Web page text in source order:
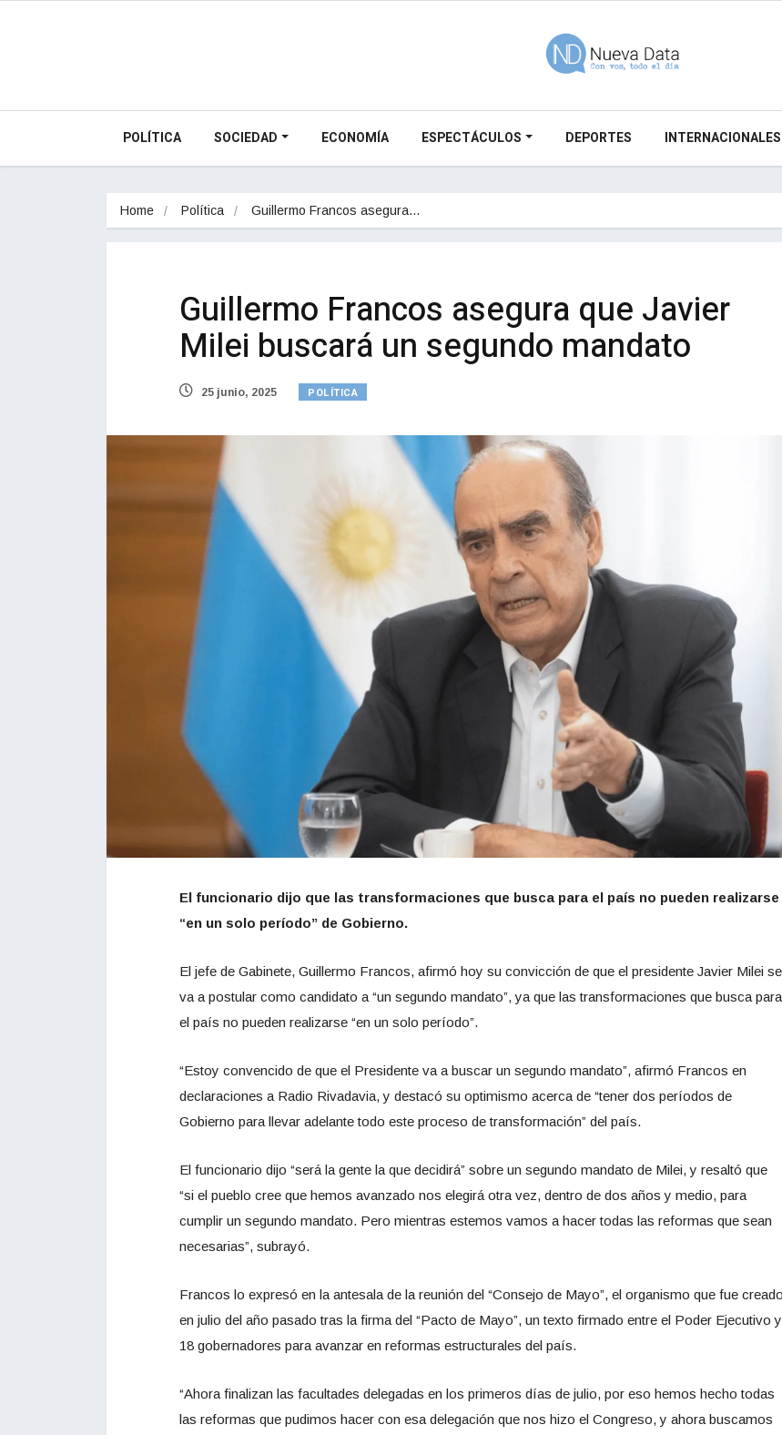
POLÍTICA SOCIEDAD ECONOMÍA ESPECTÁCULOS DEPORTES INTERNACIONALES
Home Política Guillermo Francos asegura…
Guillermo Francos asegura que Javier
Milei buscará un segundo mandato
25 junio, 2025 POLÍTICA
El funcionario dijo que las transformaciones que busca para el país no pueden realizarse
“en un solo período” de Gobierno.
El jefe de Gabinete, Guillermo Francos, afirmó hoy su convicción de que el presidente Javier Milei se
va a postular como candidato a “un segundo mandato”, ya que las transformaciones que busca para
el país no pueden realizarse “en un solo período”.
“Estoy convencido de que el Presidente va a buscar un segundo mandato”, afirmó Francos en
declaraciones a Radio Rivadavia, y destacó su optimismo acerca de “tener dos períodos de
Gobierno para llevar adelante todo este proceso de transformación” del país.
El funcionario dijo “será la gente la que decidirá” sobre un segundo mandato de Milei, y resaltó que
“si el pueblo cree que hemos avanzado nos elegirá otra vez, dentro de dos años y medio, para
cumplir un segundo mandato. Pero mientras estemos vamos a hacer todas las reformas que sean
necesarias”, subrayó.
Francos lo expresó en la antesala de la reunión del “Consejo de Mayo”, el organismo que fue creado
en julio del año pasado tras la firma del “Pacto de Mayo”, un texto firmado entre el Poder Ejecutivo y
18 gobernadores para avanzar en reformas estructurales del país.
“Ahora finalizan las facultades delegadas en los primeros días de julio, por eso hemos hecho todas
las reformas que pudimos hacer con esa delegación que nos hizo el Congreso, y ahora buscamos